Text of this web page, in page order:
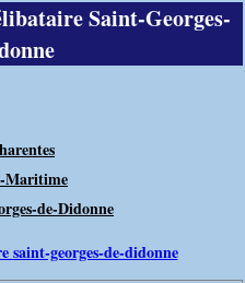
Saint-Georges-
Maritime
de-Didonne
saint-georges-de-didonne